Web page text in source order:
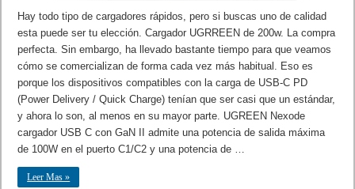
Hay todo tipo de cargadores rápidos, pero si buscas uno de calidad
esta puede ser tu elección. Cargador UGRREEN de 200w. La compra
perfecta. Sin embargo, ha llevado bastante tiempo para que veamos
cómo se comercializan de forma cada vez más habitual. Eso es
porque los dispositivos compatibles con la carga de USB-C PD
(Power Delivery / Quick Charge) tenían que ser casi que un estándar,
y ahora lo son, al menos en su mayor parte. UGREEN Nexode
cargador USB C con GaN II admite una potencia de salida máxima
de 100W en el puerto C1/C2 y una potencia de …
Leer Mas »